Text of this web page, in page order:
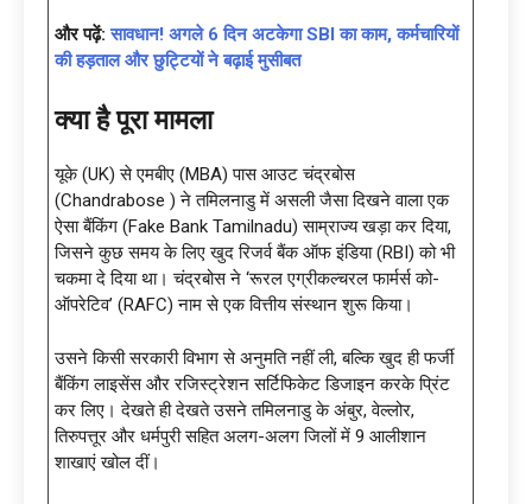
और पढ़ें:सावधान! अगले 6 दिन अटकेगा SBI का काम, कर्मचारियों
की हड़ताल और छुट्टियों ने बढ़ाई मुसीबत
क्या है पूरा मामला
यूके (UK) से एमबीए (MBA) पास आउट चंद्रबोस
(Chandrabose ) ने तमिलनाडु में असली जैसा दिखने वाला एक
ऐसा बैंकिंग (Fake Bank Tamilnadu) साम्राज्य खड़ा कर दिया,
जिसने कुछ समय के लिए खुद रिजर्व बैंक ऑफ इंडिया (RBI) को भी
चकमा दे दिया था। चंद्रबोस ने ‘रूरल एग्रीकल्चरल फार्मर्स को-
ऑपरेटिव’ (RAFC) नाम से एक वित्तीय संस्थान शुरू किया।
उसने किसी सरकारी विभाग से अनुमति नहीं ली, बल्कि खुद ही फर्जी
बैंकिंग लाइसेंस और रजिस्ट्रेशन सर्टिफिकेट डिजाइन करके प्रिंट
कर लिए। देखते ही देखते उसने तमिलनाडु के अंबुर, वेल्लोर,
तिरुपत्तूर और धर्मपुरी सहित अलग-अलग जिलों में 9 आलीशान
शाखाएं खोल दीं।